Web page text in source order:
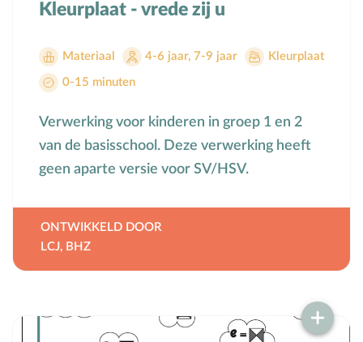
Kleurplaat - vrede zij u
Materiaal 4-6 jaar, 7-9 jaar Kleurplaat
0-15 minuten
Verwerking voor kinderen in groep 1 en 2
van de basisschool. Deze verwerking heeft
geen aparte versie voor SV/HSV.
ONTWIKKELD DOOR
LCJ, BHZ